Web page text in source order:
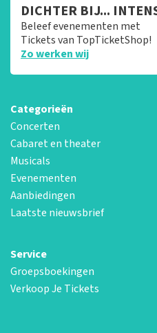
DICHTER BIJ...
Beleef evenementen met
Tickets van TopTicketShop!
Zo werken wij
Categorieën
Concerten
Cabaret en theater
Musicals
Evenementen
Aanbiedingen
Laatste nieuwsbrief
Service
Groepsboekingen
Verkoop Je Tickets